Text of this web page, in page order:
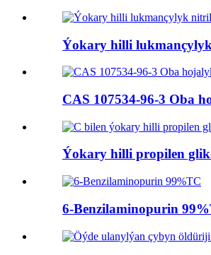
Ýokary hilli
CAS 107534-96-3 Oba
Ýokary hilli propilen
6-Benzilaminopurin